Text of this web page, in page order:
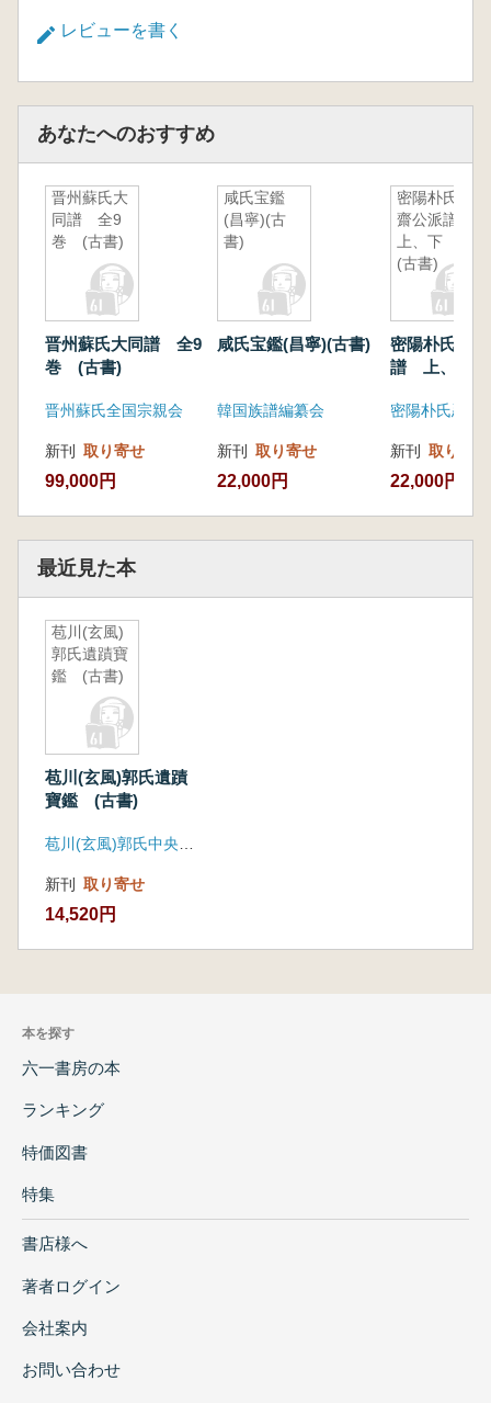
レビューを書く
あなたへのおすすめ
晋州蘇氏大
同譜 全9
巻 (古書)
晋州蘇氏大同譜 全9
巻 (古書)
晋州蘇氏全国宗親会
新刊 取り寄せ
99,000円
咸氏宝鑑
(昌寧)(古
書)
咸氏宝鑑(昌寧)(古書)
韓国族譜編纂会
新刊 取り寄せ
22,000円
密陽朴氏忍
齋公派譜
上、下
(古書)
密陽朴氏忍
譜 上、下 (
新刊 取り寄せ
22,000円
最近見た本
苞川(玄風)
郭氏遺蹟寶
鑑 (古書)
苞川(玄風)郭氏遺蹟
寶鑑 (古書)
苞川(玄風)郭氏中央花樹会
新刊 取り寄せ
14,520円
本を探す
六一書房の本
ランキング
特価図書
特集
書店様へ
著者ログイン
会社案内
お問い合わせ